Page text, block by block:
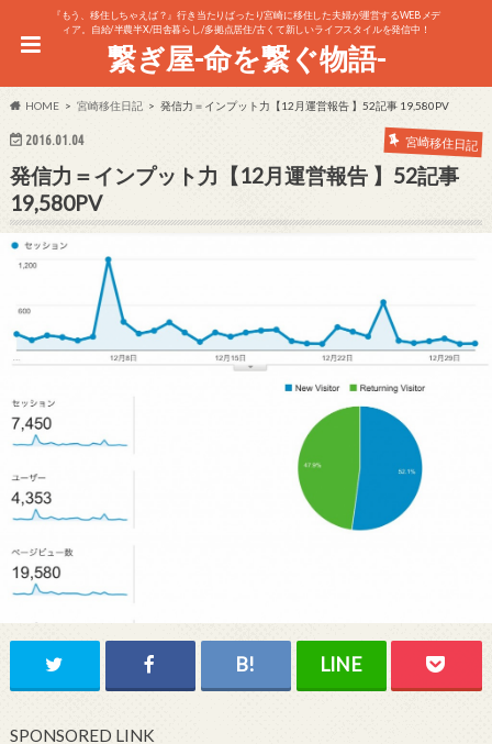
『もう、移住しちゃえば？』行き当たりばったり宮崎に移住した夫婦が運営するWEBメデ
ィア。自給/半農半X/田舎暮らし/多拠点居住/古くて新しいライフスタイルを発信中！
繋ぎ屋-命を繋ぐ物語-
HOME 宮崎移住日記 発信力＝インプット力【12月運営報告 】52記事 19,580PV
2016.01.04 宮崎移住日記
発信力＝インプット力【12月運営報告 】52記事
19,580PV
SPONSORED LINK